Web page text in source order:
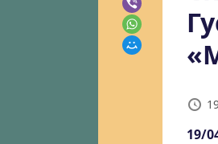
19/